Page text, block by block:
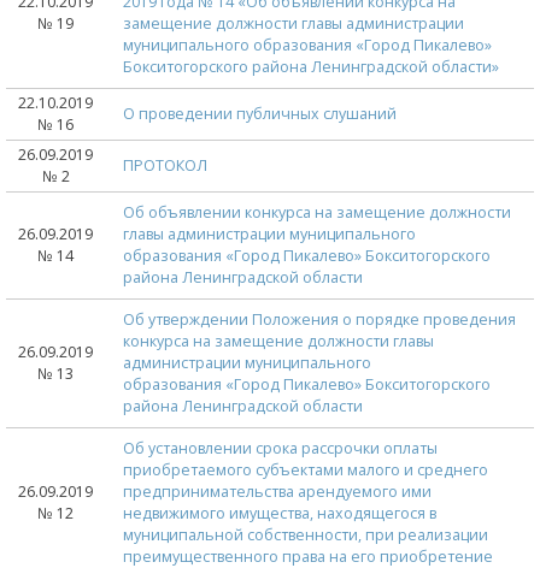
№ 19
замещение должности главы администрации
муниципального образования «Город Пикалево»
Бокситогорского района Ленинградской области»
22.10.2019
№ 16
О проведении публичных слушаний
26.09.2019
№ 2
ПРОТОКОЛ
26.09.2019
№ 14
Об объявлении конкурса на замещение должности
главы администрации муниципального
образования «Город Пикалево» Бокситогорского
района Ленинградской области
26.09.2019
№ 13
Об утверждении Положения о порядке проведения
конкурса на замещение должности главы
администрации муниципального
образования «Город Пикалево» Бокситогорского
района Ленинградской области
26.09.2019
№ 12
Об установлении срока рассрочки оплаты
приобретаемого субъектами малого и среднего
предпринимательства арендуемого ими
недвижимого имущества, находящегося в
муниципальной собственности, при реализации
преимущественного права на его приобретение